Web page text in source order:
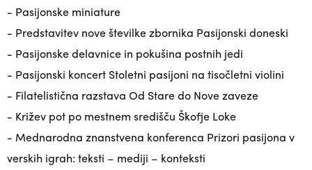
- Pasijonske miniature
- Predstavitev nove številke zbornika Pasijonski doneski
- Pasijonske delavnice in pokušina postnih jedi
- Pasijonski koncert Stoletni pasijoni na tisočletni violini
- Filatelistična razstava Od Stare do Nove zaveze
- Križev pot po mestnem središču Škofje Loke
- Mednarodna znanstvena konferenca Prizori pasijona v
verskih igrah: teksti – mediji – konteksti